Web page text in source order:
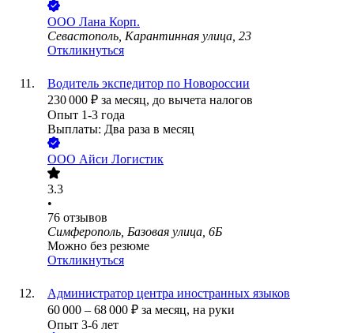
ООО Лана Корп.
Севастополь, Карантинная улица, 23
Откликнуться
Водитель экспедитор по Новороссии
230 000 ₽ за месяц, до вычета налогов
Опыт 1-3 года
Выплаты: Два раза в месяц
ООО Айси Логистик
3.3
•
76 отзывов
Симферополь, Базовая улица, 6Б
Можно без резюме
Откликнуться
Администратор центра иностранных языков
60 000 – 68 000 ₽ за месяц, на руки
Опыт 3-6 лет